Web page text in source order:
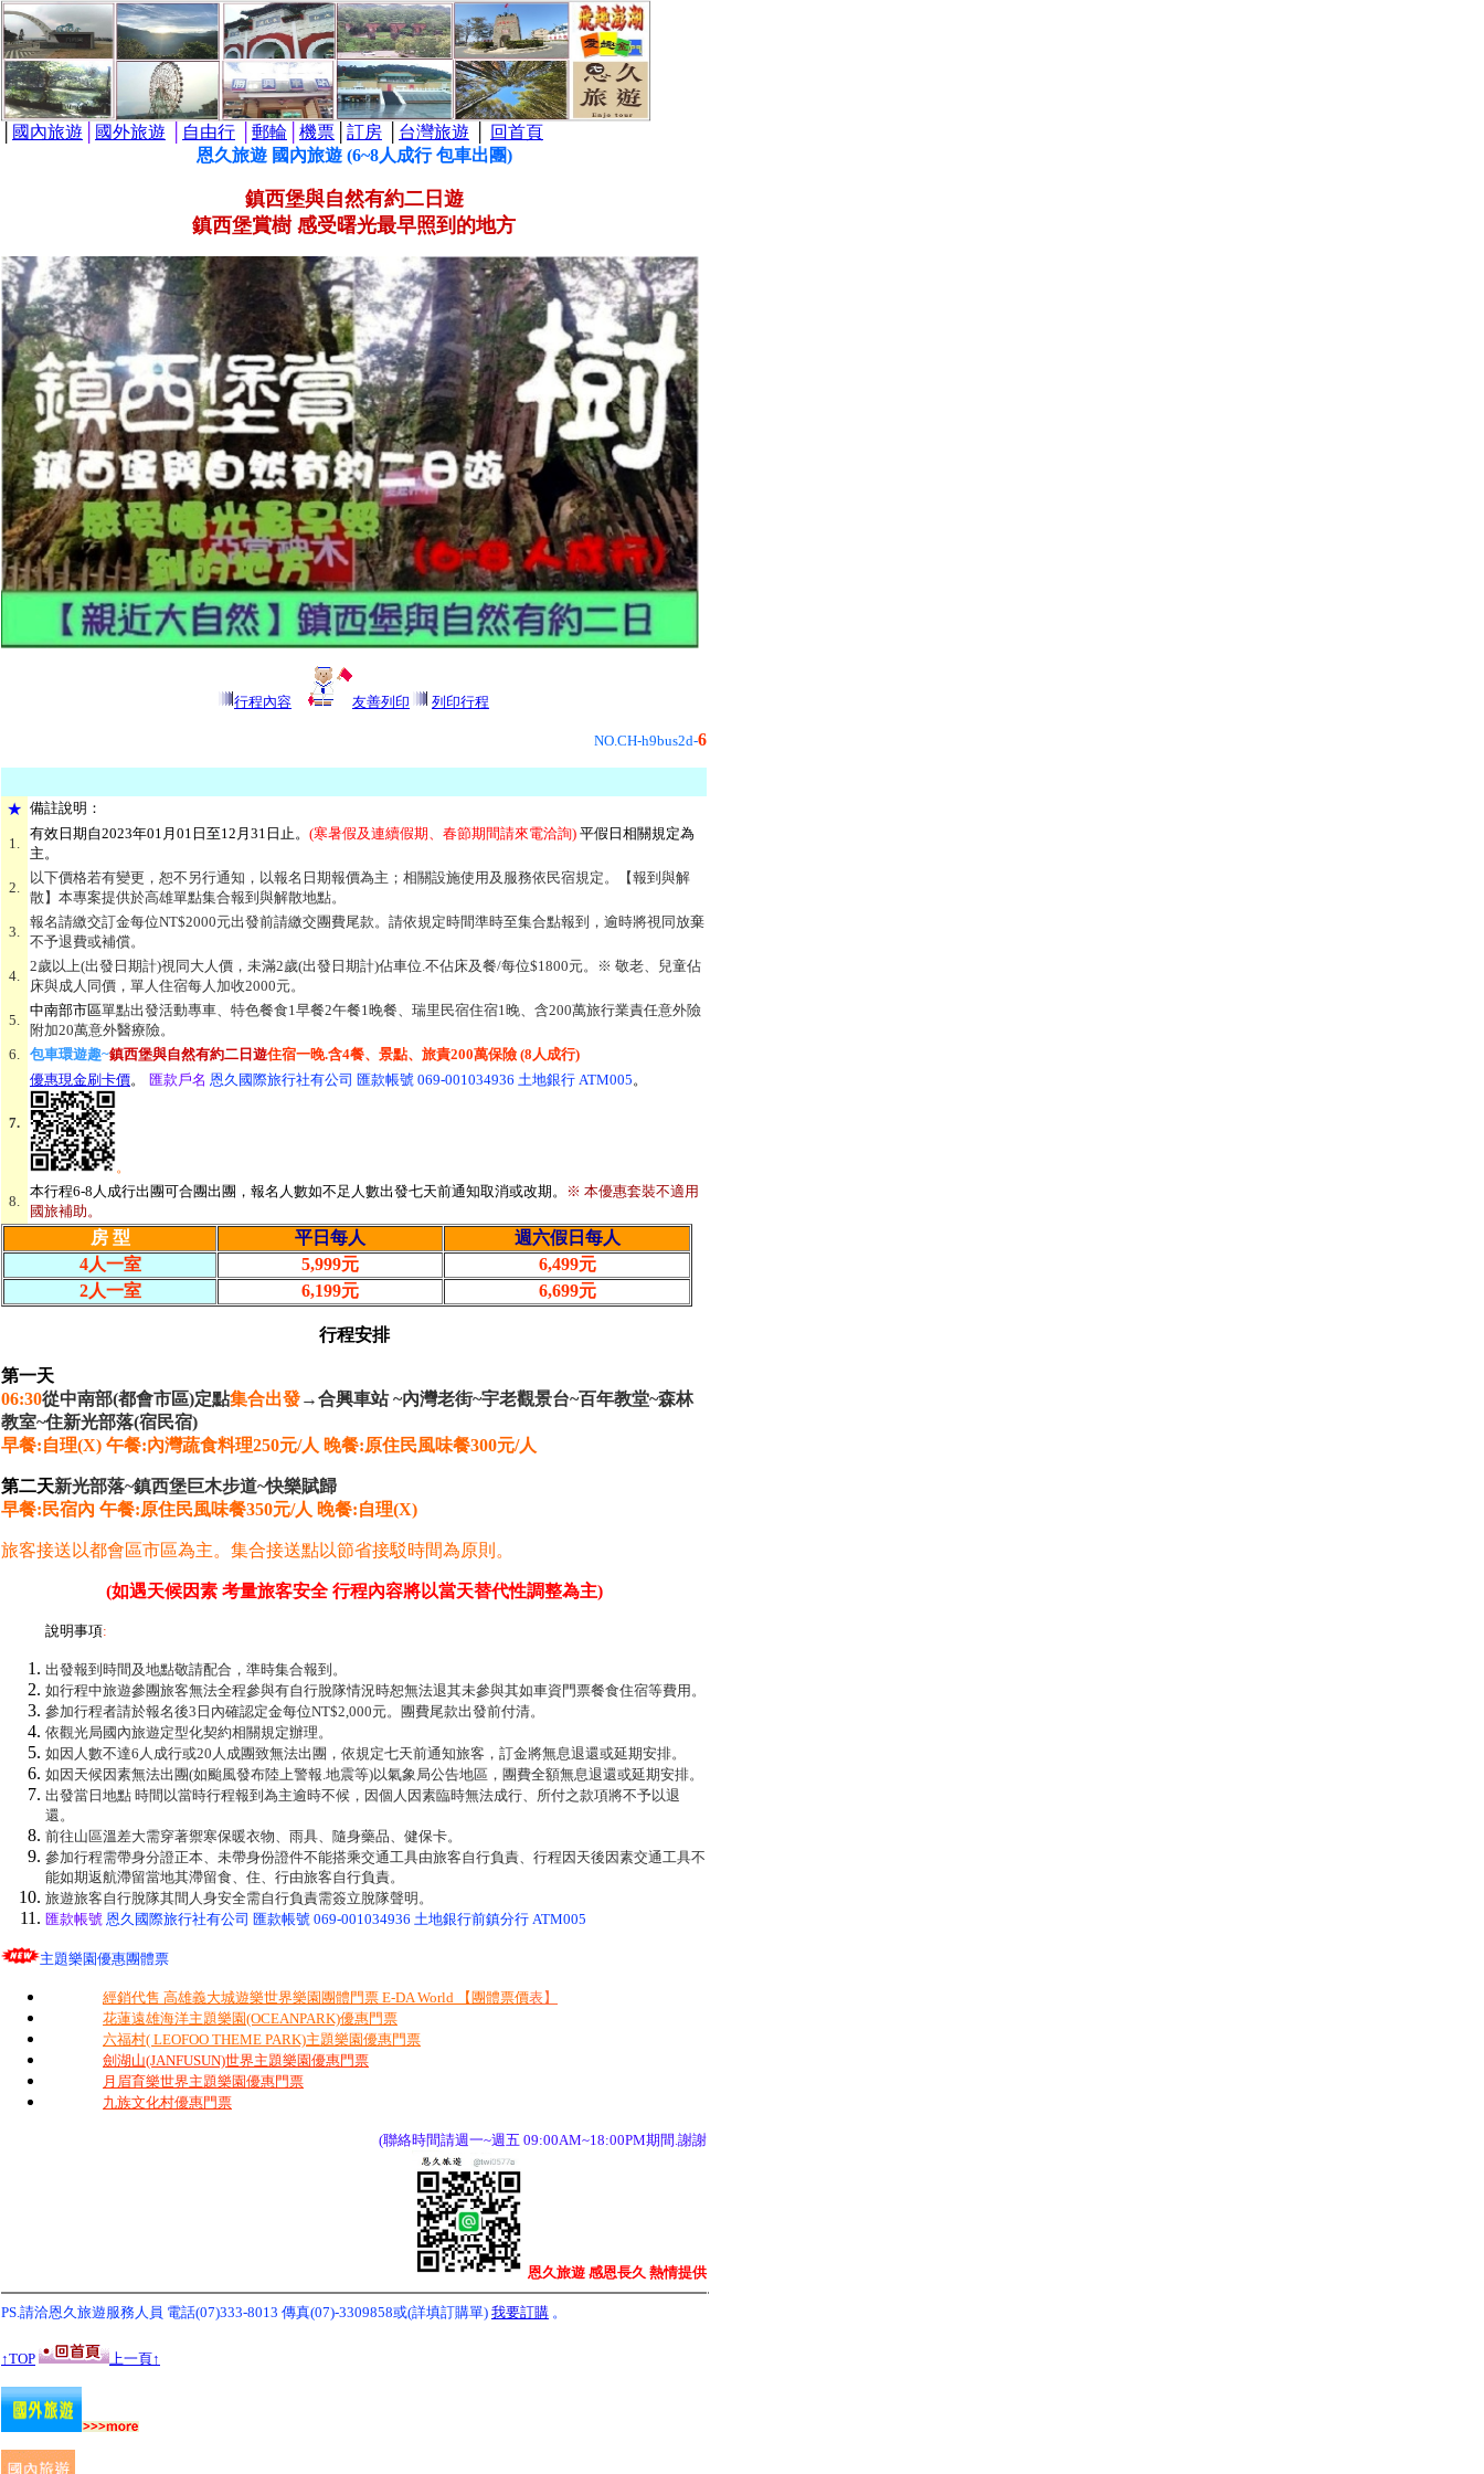
國內旅遊 國外旅遊 自由行 郵輪 機票 訂房 台灣旅遊
回首頁
恩久旅遊 國內旅遊 (6~8人成行 包車出團)
鎮西堡與自然有約二日遊
鎮西堡賞樹 感受曙光最早照到的地方
行程內容 友善列印 列印行程
NO.CH-h9bus2d-6
★ 備註說明：
1.
有效日期自2023年01月01日至12月31日止。 (寒暑假及連續假期、春節期間請來電洽詢) 平假日相關規定為
主。
2.
以下價格若有變更，恕不另行通知，以報名日期報價為主；相關設施使用及服務依民宿規定。【報到與解
散】本專案提供於高雄單點集合報到與解散地點。
3.
報名請繳交訂金每位NT$2000元出發前請繳交團費尾款。請依規定時間準時至集合點報到，逾時將視同放棄
不予退費或補償。
4.
2歲以上(出發日期計)視同大人價，未滿2歲(出發日期計)佔車位.不佔床及餐/每位$1800元。※ 敬老、兒童佔
床與成人同價，單人住宿每人加收2000元。
5.
中南部市區單點出發活動專車、特色餐食1早餐2午餐1晚餐、瑞里民宿住宿1晚、含200萬旅行業責任意外險
附加20萬意外醫療險。
6. 包車環遊趣~鎮西堡與自然有約二日遊住宿一晚.含4餐、景點、旅責200萬保險 (8人成行)
7.
優惠現金刷卡價。 匯款戶名 恩久國際旅行社有公司 匯款帳號 069-001034936 土地銀行 ATM005。
。
8.
本行程6-8人成行出團可合團出團，報名人數如不足人數出發七天前通知取消或改期。
※ 本優惠套裝不適用
國旅補助。
房 型 平日每人
週六假日每人
4人一室
5,999元
6,499元
2人一室
6,199元 6,699元
行程安排
第一天
06:30從中南部(都會市區)定點集合出發→合興車站 ~內灣老街~宇老觀景台~百年教堂~森林
教室~住新光部落(宿民宿)
早餐:自理(X) 午餐:內灣蔬食料理250元/人 晚餐:原住民風味餐300元/人
第二天新光部落~鎮西堡巨木步道~快樂賦歸
早餐:民宿內 午餐:原住民風味餐350元/人 晚餐:自理(X)
旅客接送以都會區市區為主。集合接送點以節省接駁時間為原則。
(如遇天候因素 考量旅客安全 行程內容將以當天替代性調整為主)
說明事項:
出發報到時間及地點敬請配合，準時集合報到。
如行程中旅遊參團旅客無法全程參與有自行脫隊情況時恕無法退其未參與其如車資門票餐食住宿等費用。
參加行程者請於報名後3日內確認定金每位NT$2,000元。團費尾款出發前付清。
依觀光局國內旅遊定型化契約相關規定辦理。
如因人數不達6人成行或20人成團致無法出團，依規定七天前通知旅客，訂金將無息退還或延期安排。
如因天候因素無法出團(如颱風發布陸上警報.地震等)以氣象局公告地區，團費全額無息退還或延期安排。
出發當日地點 時間以當時行程報到為主逾時不候，因個人因素臨時無法成行、所付之款項將不予以退
還。
前往山區溫差大需穿著禦寒保暖衣物、雨具、隨身藥品、健保卡。
參加行程需帶身分證正本、未帶身份證件不能搭乘交通工具由旅客自行負責、行程因天後因素交通工具不
能如期返航滯留當地其滯留食、住、行由旅客自行負責。
旅遊旅客自行脫隊其間人身安全需自行負責需簽立脫隊聲明。
匯款帳號 恩久國際旅行社有公司 匯款帳號 069-001034936 土地銀行前鎮分行 ATM005
主題樂園優惠團體票
經銷代售 高雄義大城遊樂世界樂園團體門票 E-DA World 【團體票價表】
花蓮遠雄海洋主題樂園(OCEANPARK)優惠門票
六福村( LEOFOO THEME PARK)主題樂園優惠門票
劍湖山(JANFUSUN)世界主題樂園優惠門票
月眉育樂世界主題樂園優惠門票
九族文化村優惠門票
(聯絡時間請週一~週五 09:00AM~18:00PM期間.謝謝
恩久旅遊 感恩長久 熱情提供
PS.請洽恩久旅遊服務人員 電話(07)333-8013 傳真(07)-3309858或(詳填訂購單) 我要訂購 。
↑TOP 上一頁↑